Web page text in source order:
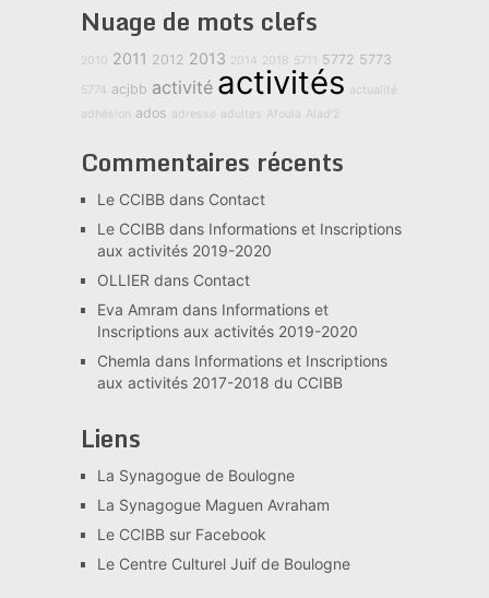
Nuage de mots clefs
2010 2011 2012 2013 2014 2018 5711 5772 5773
5774 acjbb activité activités actualité
adhésion ados adresse adultes Afoula Alad'2
Commentaires récents
Le CCIBBdans Contact
Le CCIBBdans Informations et Inscriptions
aux activités 2019-2020
OLLIER dans Contact
Eva Amram dans Informations et
Inscriptions aux activités 2019-2020
Chemla dans Informations et Inscriptions
aux activités 2017-2018 du CCIBB
Liens
La Synagogue de Boulogne
La Synagogue Maguen Avraham
Le CCIBB sur Facebook
Le Centre Culturel Juif de Boulogne